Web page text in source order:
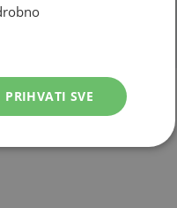
PRIHVATI SVE